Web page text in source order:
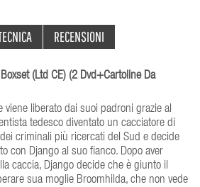
RECENSIONI
(Ltd CE) (2 Dvd+Cartoline Da
viene liberato dai suoi padroni grazie al
tedesco diventato un cacciatore di
criminali più ricercati del Sud e decide
con Django al suo fianco. Dopo aver
caccia, Django decide che è giunto il
sua moglie Broomhilda, che non vede